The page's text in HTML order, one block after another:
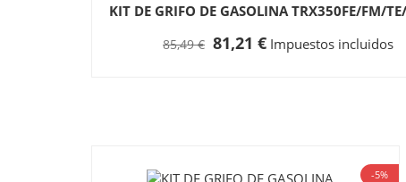
KIT DE GRIFO DE GASOLINA TRX350FE/FM/
85,49 € 81,21 € Impuestos incluidos
-5%